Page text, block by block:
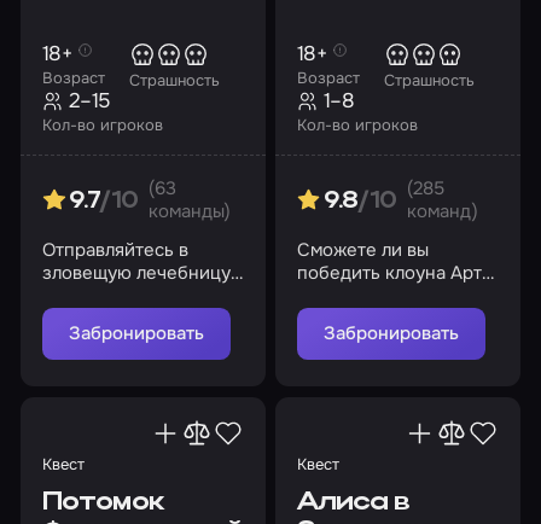
Возраст
18+
Страшность
Кол-во игроков
2–15
9.7/10
(63
команды)
Отправляйтесь в
зловещую лечебницу
выясните, что там
происходит
Забронировать
Возраст
18+
Страшность
Кол-во игроков
1–8
9.8/10
(285
команд)
Сможете ли вы
победить клоуна Арта
Забронировать
Квест
Потомок
Квест
Алиса в